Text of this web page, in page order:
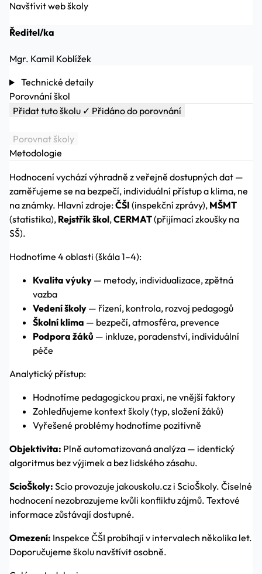
Navštívit web školy
Ředitel/ka
Mgr. Kamil Koblížek
Technické detaily
Porovnání škol
Přidat tuto školu ✓ Přidáno do porovnání
Porovnat školy
Metodologie
Hodnocení vychází výhradně z veřejně dostupných dat —
zaměřujeme se na bezpečí, individuální přístup a klima, ne
na známky. Hlavní zdroje:ČŠI (inspekční zprávy), MŠMT
(statistika), Rejstřík škol,CERMAT(přijímací zkoušky na
SŠ).
Hodnotíme 4 oblasti (škála 1–4):
Kvalita výuky — metody, individualizace, zpětná
vazba
Vedení školy — řízení, kontrola, rozvoj pedagogů
Školní klima — bezpečí, atmosféra, prevence
Podpora žáků — inkluze, poradenství, individuální
péče
Analytický přístup:
Hodnotíme pedagogickou praxi, ne vnější faktory
Zohledňujeme kontext školy (typ, složení žáků)
Vyřešené problémy hodnotíme pozitivně
Objektivita: Plně automatizovaná analýza — identický
algoritmus bez výjimek a bez lidského zásahu.
ScioŠkoly: Scio provozuje jakouskolu.cz i ScioŠkoly. Číselné
hodnocení nezobrazujeme kvůli konfliktu zájmů. Textové
informace zůstávají dostupné.
Omezení: Inspekce ČŠI probíhají v intervalech několika let.
Doporučujeme školu navštívit osobně.